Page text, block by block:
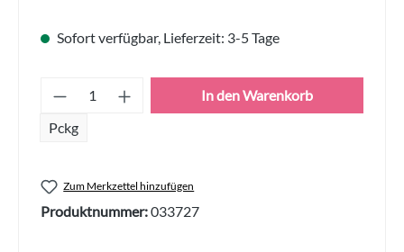
Sofort verfügbar, Lieferzeit: 3-5 Tage
Produkt Anzahl: Gib den gewünschten
Pckg
In den Warenkorb
Zum Merkzettel hinzufügen
Produktnummer:033727